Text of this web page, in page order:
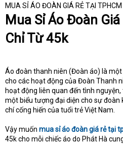
t
e
r
MUA SỈ ÁO ĐOÀN GIÁ RẺ TẠI
Mua Sỉ Áo Đoàn
Chỉ Từ 45k
Áo đoàn thanh niên (Đoàn áo) là
cho các hoạt động của Đoàn Thanh
hoạt động liên quan đến tình
một biểu tượng đại diện cho sự
chí cống hiến của tuổi trẻ Việt Nam.
Vậy muốn mua sỉ áo đoàn giá rẻ tại
45k cho mỗi chiếc áo do Phát Hà